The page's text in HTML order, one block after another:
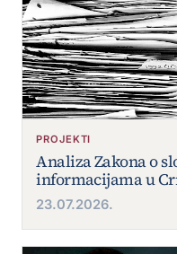
PROJEKTI
Analiza Zakona o
informacijama u
23.07.2026.